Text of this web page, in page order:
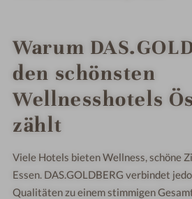
Warum
den schönsten
Wellnesshotels
zählt
Viele Hotels bieten Wellness, schöne
Essen. DAS.GOLDBERG verbindet
Qualitäten zu einem stimmigen